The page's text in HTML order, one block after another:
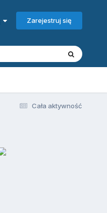
Zarejestruj się
Cała aktywność